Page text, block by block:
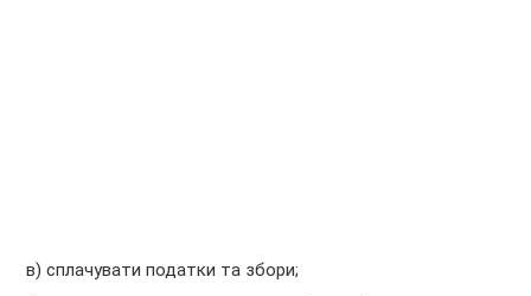
в) сплачувати податки та збори;